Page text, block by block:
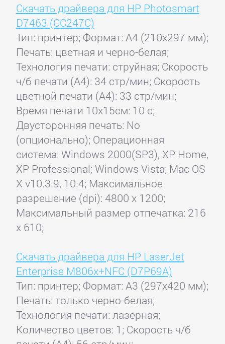
Скачать драйвера для HP Photosmart
D7463 (CC247C)
Тип: принтер; Формат: A4 (210x297 мм);
Печать: цветная и черно-белая;
Технология печати: струйная; Скорость
ч/б печати (А4): 34 стр/мин; Скорость
цветной печати (А4): 33 стр/мин;
Время печати 10x15см: 10 с;
Двусторонняя печать: No
(опционально); Операционная
система: Windows 2000(SP3), XP Home,
XP Professional; Windows Vista; Mac OS
X v10.3.9, 10.4; Максимальное
разрешение (dpi): 4800 x 1200;
Максимальный размер отпечатка: 216
x 610;
Скачать драйвера для HP LaserJet
Enterprise M806x+NFC (D7P69A)
Тип: принтер; Формат: A3 (297x420 мм);
Печать: только черно-белая;
Технология печати: лазерная;
Количество цветов: 1; Скорость ч/б